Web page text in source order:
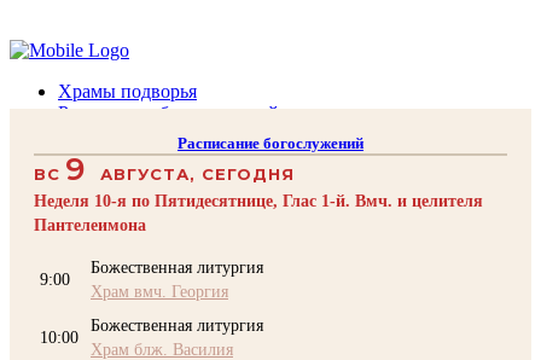
Храмы подворья
Расписание богослужений
Воскресная школа
Преподаватели Воскресной школы
Катехизация
КОНТАКТЫ
Расписание богослужений
ВС 9 АВГУСТА, СЕГОДНЯ
Неделя 10-я по Пятидесятнице, Глас 1-й. Вмч. и целителя
Пантелеимона
9:00
Божественная литургия
Храм вмч. Георгия
10:00
Божественная литургия
Храм блж. Василия